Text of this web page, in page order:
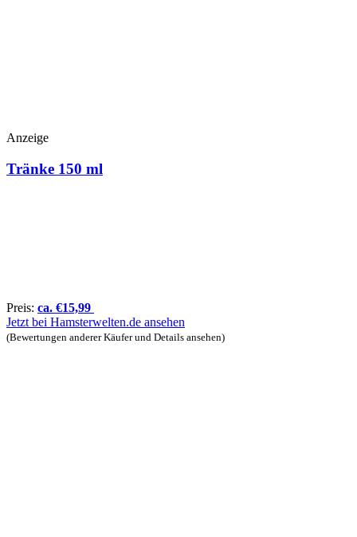
Anzeige
Tränke 150 ml
Preis: ca. €15,99
Jetzt bei Hamsterwelten.de ansehen
(Bewertungen anderer Käufer und Details ansehen)